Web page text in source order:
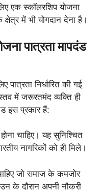
एक स्कॉलरशिप योजना
में भी योगदान देना है।
पात्रता मापदंड
निर्धारित की गई
में जरूरतमंद व्यक्ति ही
इस प्रकार हैं:
चाहिए। यह सुनिश्चित
नागरिकों को ही मिले।
जो समाज के कमजोर
के दौरान अपनी नौकरी